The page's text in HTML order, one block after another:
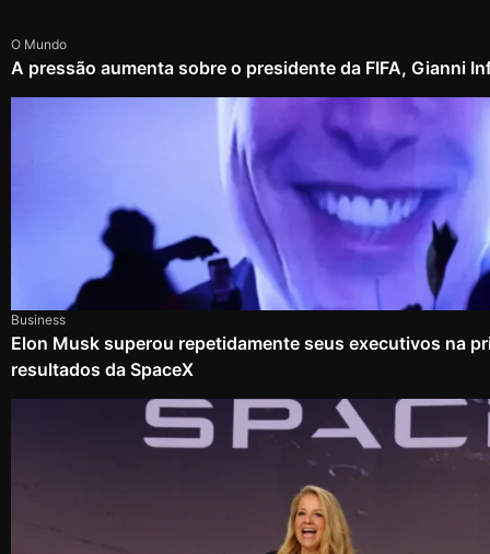
O Mundo
A pressão aumenta sobre o presidente da FIFA, Gianni
Business
Elon Musk superou repetidamente seus executivos na
resultados da SpaceX